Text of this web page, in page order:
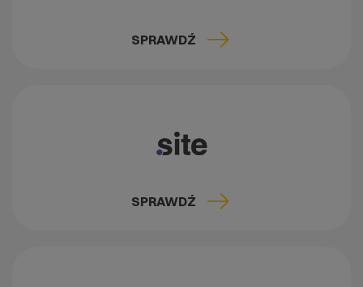
SPRAWDŹ
SPRAWDŹ